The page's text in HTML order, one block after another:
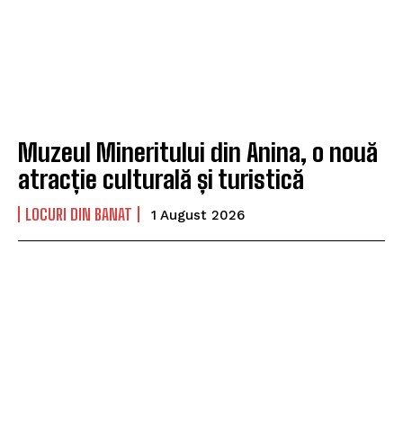
Muzeul Mineritului din Anina, o nouă
atracție culturală și turistică
LOCURI DIN BANAT 1 August 2026